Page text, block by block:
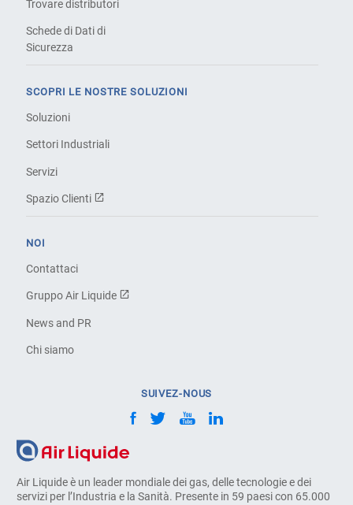
Air Liquide è un leader mondiale dei gas, delle tecnologie e dei
servizi per l’Industria e la Sanità. Presente in 59 paesi con 65.000
Trovare distributori
Schede di Dati di
Sicurezza
SCOPRI LE NOSTRE SOLUZIONI
Soluzioni
Settori Industriali
Servizi
Spazio Clienti
NOI
Contattaci
Gruppo Air Liquide
News and PR
Chi siamo
SUIVEZ-NOUS